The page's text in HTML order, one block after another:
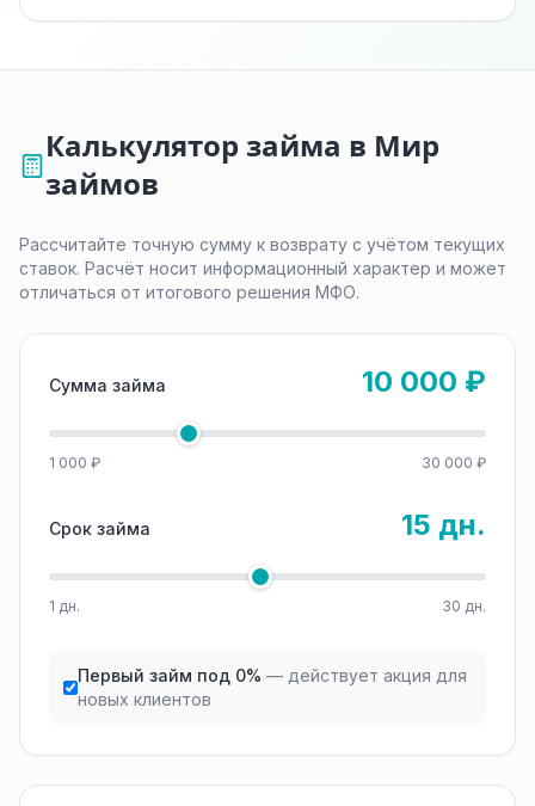
Калькулятор займа в Мир
займов
Рассчитайте точную сумму к возврату с учётом текущих
ставок. Расчёт носит информационный характер и может
отличаться от итогового решения МФО.
Сумма займа 10 000 ₽
1 000 ₽ 30 000 ₽
Срок займа 15 дн.
1 дн. 30 дн.
Первый займ под 0% — действует акция для
новых клиентов